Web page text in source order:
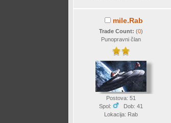
mile.Rab
Trade Count:(0)
Punopravni član
Postova: 51
Spol:
Dob: 41
Lokacija: Rab